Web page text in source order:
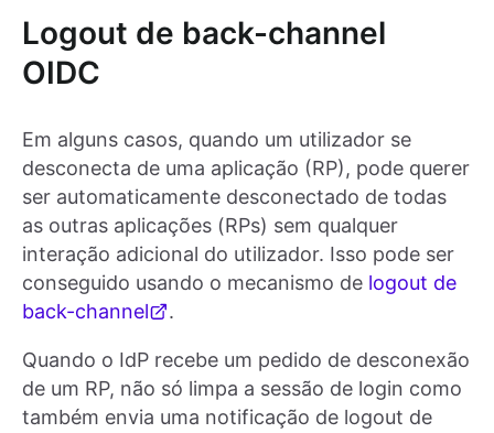
Logout de back-channel
OIDC
Em alguns casos, quando um utilizador se
desconecta de uma aplicação (RP), pode querer
ser automaticamente desconectado de todas
as outras aplicações (RPs) sem qualquer
interação adicional do utilizador. Isso pode ser
conseguido usando o mecanismo de logout de
back-channel
.
Quando o IdP recebe um pedido de desconexão
de um RP, não só limpa a sessão de login como
também envia uma notificação de logout de